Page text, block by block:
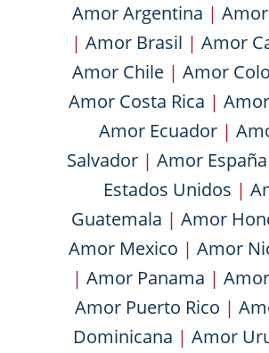
Amor Argentina |
| Amor Brasil | Amor
Amor Chile | Amor
Amor Costa Rica |
Amor Ecuador|
Salvador | Amor España
Estados Unidos |
Guatemala | Amor
Amor Mexico | Amor
| Amor Panama |
Amor Puerto Rico |
Dominicana | Amor